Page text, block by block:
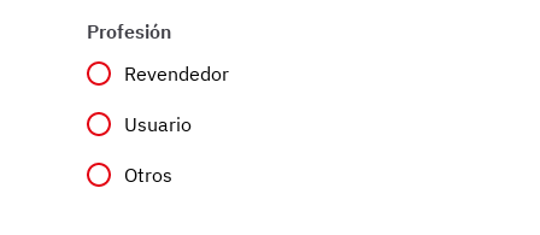
Profesión
Revendedor
Usuario
Otros